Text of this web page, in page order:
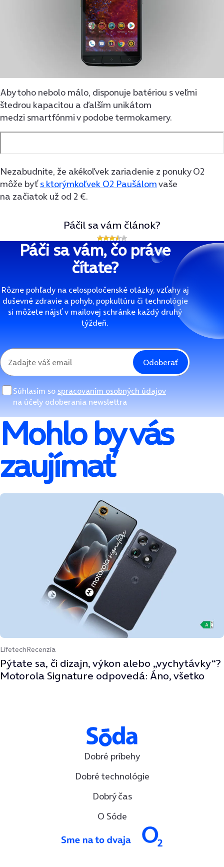
Aby toho nebolo málo, disponuje batériou s veľmi
štedrou kapacitou a ďalším unikátom
medzi smartfónmi v podobe termokamery.
Nezabudnite, že akékoľvek zariadenie z ponuky O2
môže byťs ktorýmkoľvek O2 Paušálomvaše
na začiatok už od 2 €.
Páčil sa vám článok?
Páči sa vám, čo práve
čítate?
Rôzne pohľady na celospoločenské otázky, vzťahy aj
duševné zdravie a pohyb, popkultúru či technológie
si môžete nájsť v mailovej schránke každý druhý
týždeň.
Odoberať
Súhlasím so spracovaním osobných údajov
na účely odoberania newslettra
Mohlo by vás
zaujímať
LifetechRecenzia
Pýtate sa, či dizajn, výkon alebo „vychytávky“?
Motorola Signature odpovedá: Áno, všetko
Dobré príbehy
Dobré technológie
Dobrý čas
O Sóde